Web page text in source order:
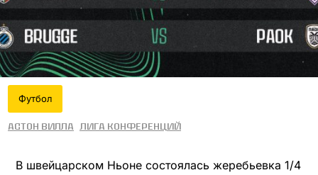
Футбол
Астон Вилла Лига конференций
В швейцарском Ньоне состоялась жеребьевка 1/4